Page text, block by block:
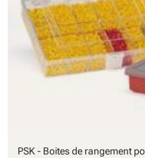
PSK - Boites de rangement